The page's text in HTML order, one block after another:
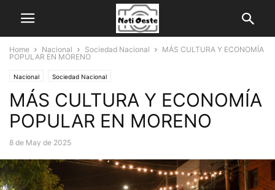
Home Nacional Sociedad Nacional
MÁS CULTURA Y ECONOMÍA
POPULAR EN MORENO
Nacional Sociedad Nacional
MÁS CULTURA Y ECONOMÍA
POPULAR EN MORENO
8 de May de 2025